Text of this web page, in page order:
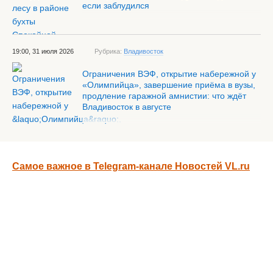
если заблудился
19:00, 31 июля 2026 Рубрика: Владивосток
Ограничения ВЭФ, открытие набережной у
«Олимпийца», завершение приёма в вузы,
продление гаражной амнистии: что ждёт
Владивосток в августе
Самое важное в Telegram-канале Новостей VL.ru